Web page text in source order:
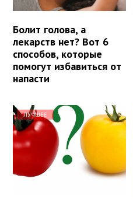
Болит голова, а
лекарств нет? Вот 6
способов, которые
помогут избавиться от
напасти
ЛУЧШЕЕ